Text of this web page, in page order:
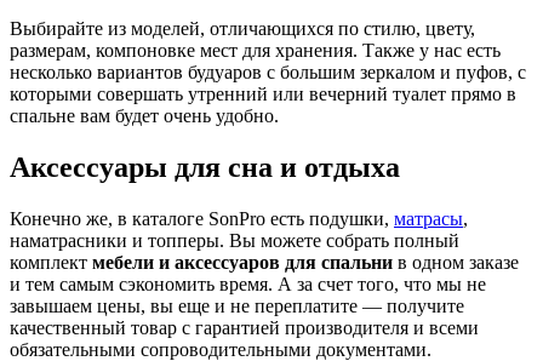
Выбирайте из моделей, отличающихся по стилю, цвету,
размерам, компоновке мест для хранения. Также у нас есть
несколько вариантов будуаров с большим зеркалом и пуфов, с
которыми совершать утренний или вечерний туалет прямо в
спальне вам будет очень удобно.
Аксессуары для сна и отдыха
Конечно же, в каталоге SonPro есть подушки, матрасы,
наматрасники и топперы. Вы можете собрать полный
комплект мебели и аксессуаров для спальни в одном заказе
и тем самым сэкономить время. А за счет того, что мы не
завышаем цены, вы еще и не переплатите — получите
качественный товар с гарантией производителя и всеми
обязательными сопроводительными документами.